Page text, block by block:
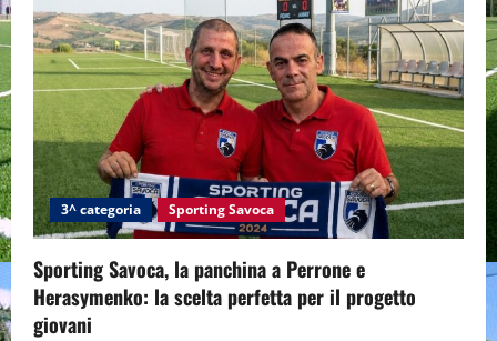
3^ categoria Sporting Savoca
Sporting Savoca, la panchina a Perrone e
Herasymenko: la scelta perfetta per il progetto
giovani